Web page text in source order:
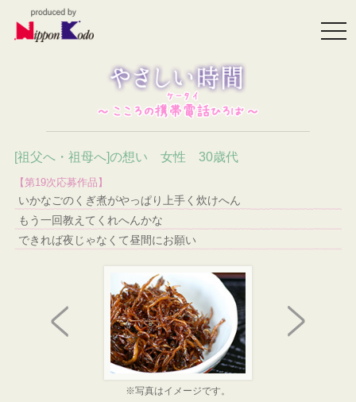
[祖父へ・祖母へ]の想い 女性 30歳代
【第19次応募作品】
いかなごのくぎ煮がやっぱり上手く炊けへん
もう一回教えてくれへんかな
できれば夜じゃなくて昼間にお願い
※写真はイメージです。